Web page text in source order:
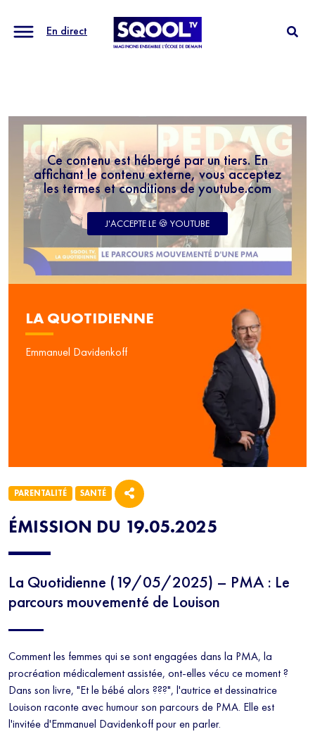
En direct
Ce contenu est hébergé par un tiers. En
affichant le contenu externe, vous acceptez
les termes et conditions de youtube.com
J'ACCEPTE LE 🍪 YOUTUBE
ÉMISSION DU 19.05.2025
La Quotidienne (19/05/2025) – PMA : Le
parcours mouvementé de Louison
Comment les femmes qui se sont engagées dans la PMA, la
procréation médicalement assistée, ont-elles vécu ce moment ?
Dans son livre, "Et le bébé alors ???", l'autrice et dessinatrice
Louison raconte avec humour son parcours de PMA. Elle est
l'invitée d'Emmanuel Davidenkoff pour en parler.
PARENTALITÉ SANTÉ
LA QUOTIDIENNE
Emmanuel Davidenkoff